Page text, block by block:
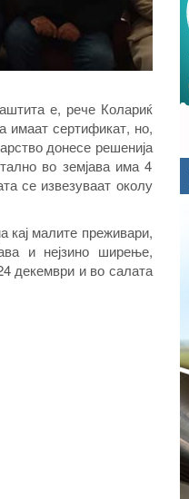
е, рече Колариќ
имаат сертификат, но,
донесе решенија
во земјава има 4
се извезуваат околу
кај малите преживари,
и нејзино ширење,
декември и во салата